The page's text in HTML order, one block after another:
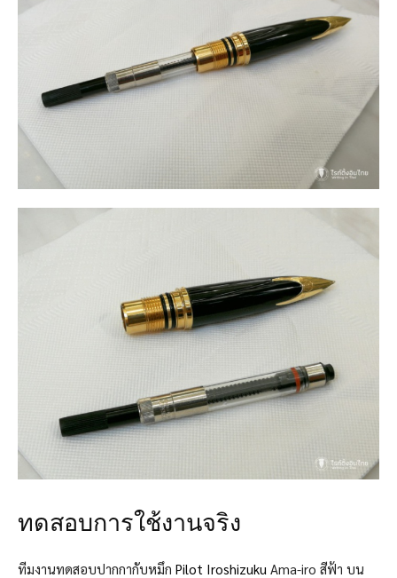
ทดสอบการใช้งานจริง
ทีมงานทดสอบปากกากับหมึก Pilot Iroshizuku Ama-iro สีฟ้า บน